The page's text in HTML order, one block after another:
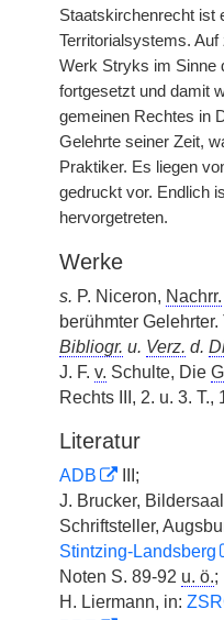
Staatskirchenrecht ist
Territorialsystems.
Werk Stryks im Sinne
fortgesetzt und damit
gemeinen Rechtes in
Gelehrte seiner Zeit,
Praktiker. Es liegen
gedruckt vor. Endlich
hervorgetreten.
Werke
s. P. Niceron, Nachrr.
berühmter
Bibliogr. u. Verz. d.
J. F. v. Schulte, Die
Rechts III, 2. u. 3. T.,
Literatur
ADB
III;
J. Brucker,
Schriftsteller,
Stintzing-Landsberg
Noten S. 89-92 u. ö.;
H. Liermann, in: